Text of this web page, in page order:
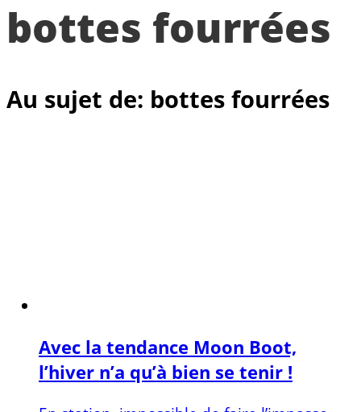
bottes fourrées
Au sujet de: bottes fourrées
Avec la tendance Moon Boot,
l’hiver n’a qu’à bien se tenir !